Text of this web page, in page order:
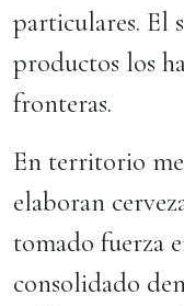
particulares. El
productos los
fronteras.
En territorio
elaboran
tomado fuerza
consolidado